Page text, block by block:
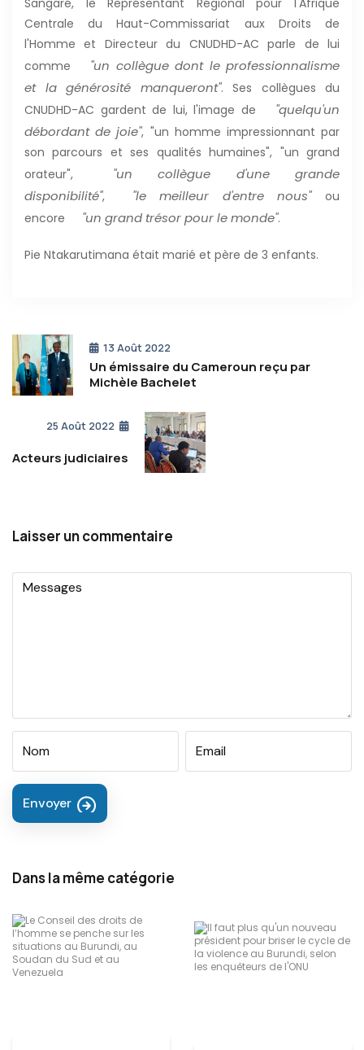
Centrale du Haut-Commissariat aux Droits de
l'Homme et Directeur du CNUDHD-AC parle de lui
comme
"un collègue dont le professionnalisme
et la générosité manqueront". Ses collègues du
CNUDHD-AC gardent de lui, l'image de
"quelqu'un
débordant de joie", "un homme impressionnant par
son parcours et ses qualités humaines", "un grand
orateur",
"un collègue d'une grande
disponibilité", "le meilleur d'entre nous"ou
encore
"un grand trésor pour le monde".
Pie Ntakarutimana était marié et père de 3 enfants.
Un émissaire du Cameroun reçu par
Michèle Bachelet
13 Août 2022
Acteurs judiciaires
25 Août 2022
Laisser un commentaire
Envoyer
Dans la même catégorie